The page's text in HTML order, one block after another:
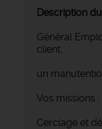
Description
Général
client,
un
Vos missions :
Cerclage et